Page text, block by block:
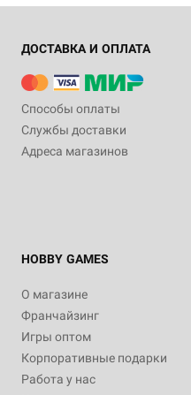
ДОСТАВКА И ОПЛАТА
Способы оплаты
Службы доставки
Адреса магазинов
HOBBY GAMES
О магазине
Франчайзинг
Игры оптом
Корпоративные подарки
Работа у нас